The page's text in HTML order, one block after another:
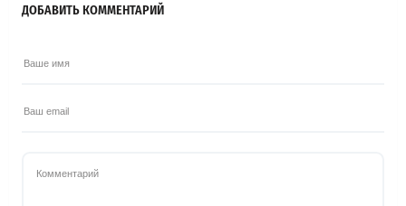
ДОБАВИТЬ КОММЕНТАРИЙ